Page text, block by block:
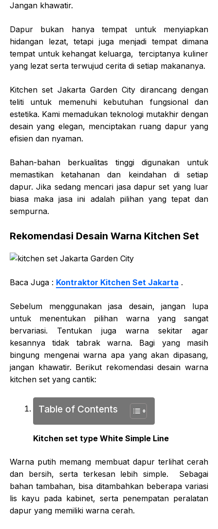
Jangan khawatir.
Dapur bukan hanya tempat untuk menyiapkan
hidangan lezat, tetapi juga menjadi tempat dimana
tempat untuk kehangat keluarga, terciptanya kuliner
yang lezat serta terwujud cerita di setiap makananya.
Kitchen set Jakarta Garden City dirancang dengan
teliti untuk memenuhi kebutuhan fungsional dan
estetika. Kami memadukan teknologi mutakhir dengan
desain yang elegan, menciptakan ruang dapur yang
efisien dan nyaman.
Bahan-bahan berkualitas tinggi digunakan untuk
memastikan ketahanan dan keindahan di setiap
dapur. Jika sedang mencari jasa dapur set yang luar
biasa maka jasa ini adalah pilihan yang tepat dan
sempurna.
Rekomendasi Desain Warna Kitchen Set
Baca Juga : Kontraktor Kitchen Set Jakarta .
Sebelum menggunakan jasa desain, jangan lupa
untuk menentukan pilihan warna yang sangat
bervariasi. Tentukan juga warna sekitar agar
kesannya tidak tabrak warna. Bagi yang masih
bingung mengenai warna apa yang akan dipasang,
jangan khawatir. Berikut rekomendasi desain warna
kitchen set yang cantik:
Table of Contents
Kitchen set type White Simple Line
Warna putih memang membuat dapur terlihat cerah
dan bersih, serta terkesan lebih simple. Sebagai
bahan tambahan, bisa ditambahkan beberapa variasi
lis kayu pada kabinet, serta penempatan peralatan
dapur yang memiliki warna cerah.